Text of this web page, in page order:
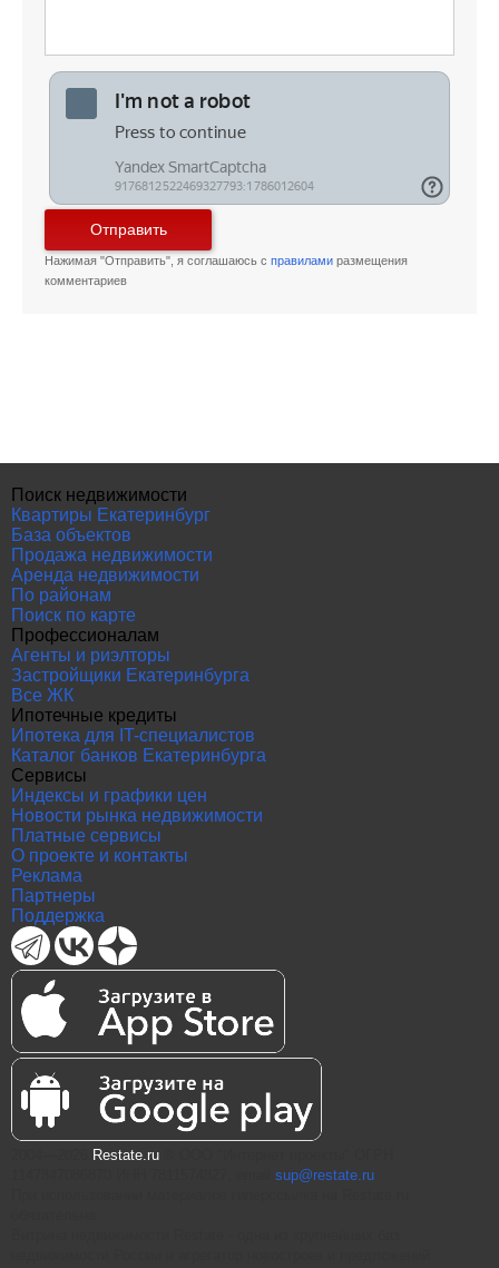
Отправить
Нажимая "Отправить", я соглашаюсь с правилами размещения
комментариев
Поиск недвижимости
Квартиры Екатеринбург
База объектов
Продажа недвижимости
Аренда недвижимости
По районам
Поиск по карте
Профессионалам
Агенты и риэлторы
Застройщики Екатеринбурга
Все ЖК
Ипотечные кредиты
Ипотека для IT-специалистов
Каталог банков Екатеринбурга
Сервисы
Индексы и графики цен
Новости рынка недвижимости
Платные сервисы
О проекте и контакты
Реклама
Партнеры
Поддержка
Restate.ru
sup@restate.ru